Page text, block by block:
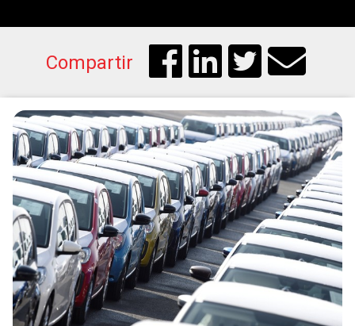
Compartir